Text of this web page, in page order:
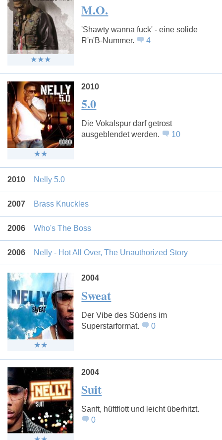
M.O.
'Shawty wanna fuck' - eine solide
R'n'B-Nummer.
4
2010
5.0
Die Vokalspur darf getrost
ausgeblendet werden.
10
2010 Nelly 5.0
2007 Brass Knuckles
2006 Who's The Boss
2006 Nelly - Hot All Over, The Unauthorized Story
2004
Sweat
Der Vibe des Südens im
Superstarformat.
0
2004
Suit
Sanft, hüftflott und leicht überhitzt.
0